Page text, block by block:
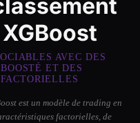
AVEC DES
ET DES
est un modèle de trading en
factorielles, de